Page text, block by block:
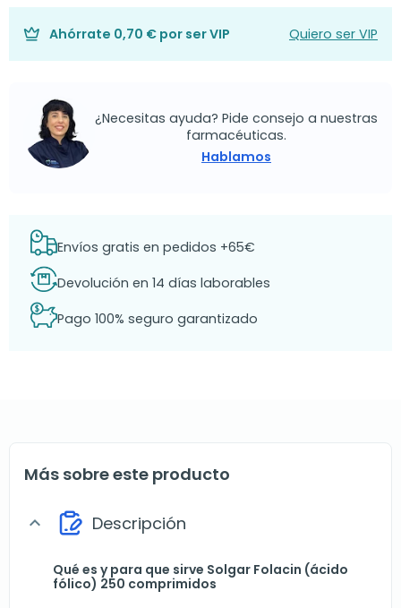
Ahórrate 0,70 € por ser VIP Quiero ser VIP
¿Necesitas ayuda? Pide consejo a nuestras
farmacéuticas.
Hablamos
Envíos gratis en pedidos +65€
Devolución en 14 días laborables
Pago 100% seguro garantizado
Más sobre este producto
expand_more Descripción
Qué es y para que sirve Solgar Folacin (ácido
fólico) 250 comprimidos